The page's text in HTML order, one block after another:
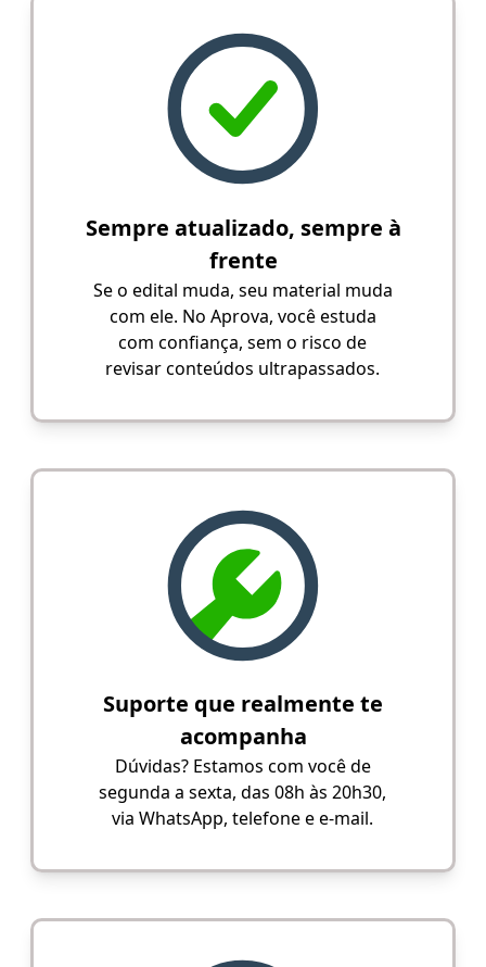
Sempre atualizado, sempre à
frente
Se o edital muda, seu material muda
com ele. No Aprova, você estuda
com confiança, sem o risco de
revisar conteúdos ultrapassados.
Suporte que realmente te
acompanha
Dúvidas? Estamos com você de
segunda a sexta, das 08h às 20h30,
via WhatsApp, telefone e e-mail.